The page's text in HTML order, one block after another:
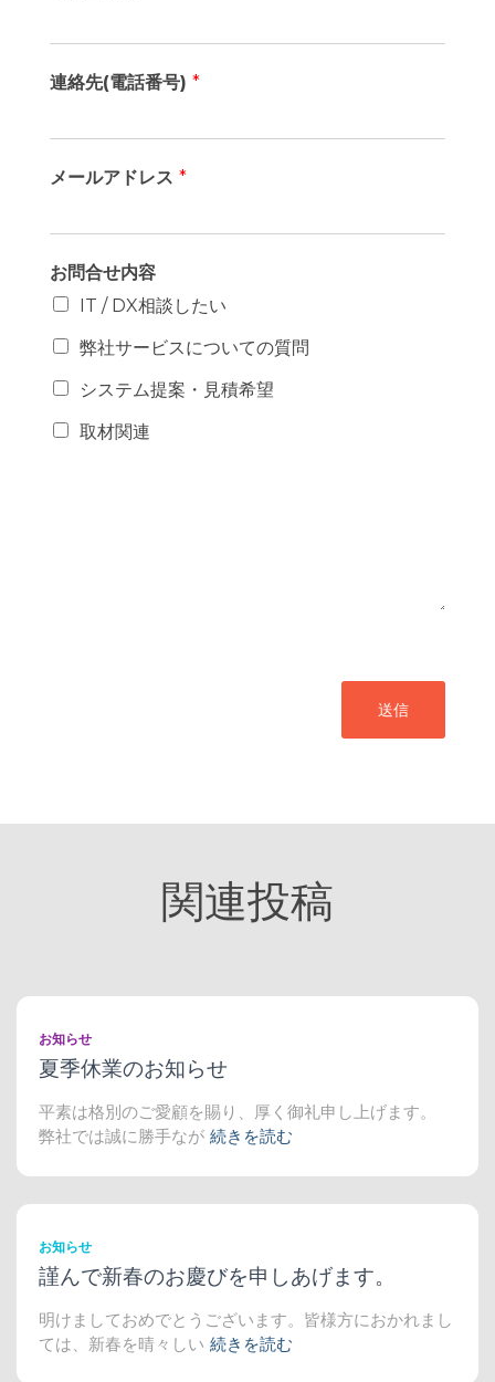
連絡先(電話番号) *
メールアドレス *
お問合せ内容
IT / DX相談したい
弊社サービスについての質問
システム提案・見積希望
取材関連
送信
関連投稿
お知らせ
夏季休業のお知らせ
平素は格別のご愛顧を賜り、厚く御礼申し上げます。
弊社では誠に勝手なが 続きを読む
お知らせ
謹んで新春のお慶びを申しあげます。
明けましておめでとうございます。皆様方におかれまし
ては、新春を晴々しい 続きを読む